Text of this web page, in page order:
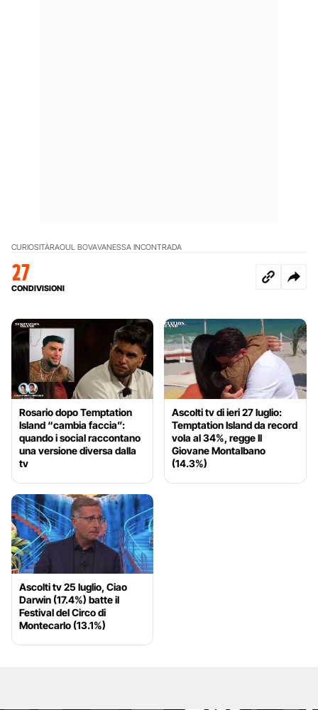
CURIOSITÀRAOUL BOVAVANESSA INCONTRADA
27
CONDIVISIONI
Rosario dopo Temptation
Island “cambia faccia”:
quando i social raccontano
una versione diversa dalla
tv
Ascolti tv di ieri 27 luglio:
Temptation Island da record
vola al 34%, regge Il
Giovane Montalbano
(14.3%)
Ascolti tv 25 luglio, Ciao
Darwin (17.4%) batte il
Festival del Circo di
Montecarlo (13.1%)